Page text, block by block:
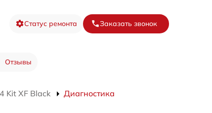
Статус ремонта Заказать звонок
Отзывы
Kit XF Black Диагностика